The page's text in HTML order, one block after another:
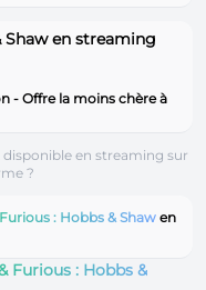
Shaw en streaming
- Offre la moins chère à
disponible en streaming sur
?
: Hobbs & Shawen
Furious : Hobbs &